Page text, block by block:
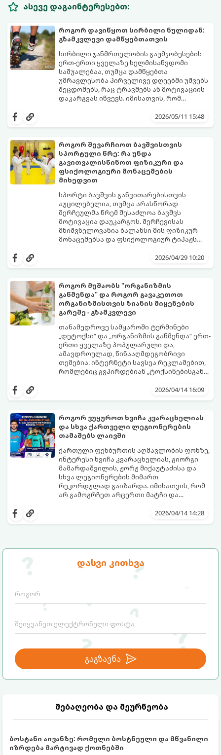
დასვი კითხვა
გაგზავნა
მებაღეობა და მეურნეობა
ბოსტანი აივანზე: რომელი ბოსტნეული და მწვანილი
იზრდება მარტივად ქოთნებში
ასევე დაგაინტერესებთ:
როგორ დავიწყოთ სირბილი ნულიდან:
გზამკვლევი დამწყებთათვის
სირბილი ჯანმრთელობის გაუმჯობესების
ერთ-ერთი ყველაზე ხელმისაწვდომი
საშუალებაა, თუმცა დამწყებთა
უმრავლესობა პირველივე დღეებში უშვებს
შეცდომებს, რაც ტრავმებს ან მოტივაციის
დაკარგვას იწვევს. იმისათვის, რომ
ნაწილად იქცეს, მიჰყევით ამ ინსტრუქციას:
2026/05/11 15:48
როგორ შევარჩიოთ ბავშვისთვის
სპორტული წრე: რა უნდა
გავითვალისწინოთ ფიზიკური და
ფსიქოლოგიური მონაცემების
მიხედვით
სპორტი ბავშვის განვითარებისთვის
აუცილებელია, თუმცა არასწორად
შერჩეულმა წრემ შესაძლოა ბავშვს
მოტივაცია დაუკარგოს. შერჩევისას
მნიშვნელოვანია ბალანსი მის ფიზიკურ
მონაცემებსა და ფსიქოლოგიურ ტიპაჟს
2026/04/29 10:20
როგორ მუშაობს "ორგანიზმის
გაწმენდა" და როგორ გავაკეთოთ
ორგანიზმისთვის ზიანის მიყენების
გარეშე - გზამკვლევი
თანამედროვე სამყაროში ტერმინები
„დეტოქსი“ და „ორგანიზმის გაწმენდა“ ერთ-
ერთი ყველაზე პოპულარული და,
ამავდროულად, წინააღმდეგობრივი
თემებია. ინტერნეტი სავსეა რეკლამებით,
რომლებიც გვპირდებიან „ტოქსინებისგან
წვენების ან მკაცრი დიეტების მეშვეობით.
სიტყვების მიღმა, რამდენად რეალურია
მათი ეფექტი და რას ფიქრობს ამაზე
თანამედროვე მედიცინა.
2026/04/14 16:09
როგორ ვუყუროთ ხვიჩა კვარაცხელიას
და სხვა ქართველი ლეგიონერების
თამაშებს ლაივში
ქართული ფეხბურთის აღმავლობის ფონზე,
ინტერესი ხვიჩა კვარაცხელიას, გიორგი
მამარდაშვილის, ჟორჟ მიქაუტაძისა და
სხვა ლეგიონერების მიმართ
რეკორდულად გაიზარდა. იმისათვის, რომ
არ გამოგრჩეთ არცერთი მატჩი და
2026/04/14 14:28